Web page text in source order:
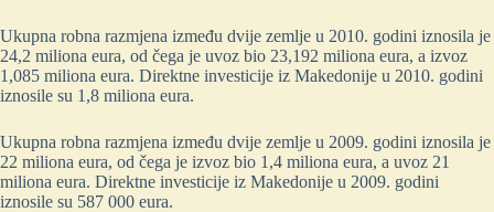
Ukupna robna razmjena između dvije zemlje u 2010. godini iznosila je
24,2 miliona eura, od čega je uvoz bio 23,192 miliona eura, a izvoz
1,085 miliona eura. Direktne investicije iz Makedonije u 2010. godini
iznosile su 1,8 miliona eura.
Ukupna robna razmjena između dvije zemlje u 2009. godini iznosila je
22 miliona eura, od čega je izvoz bio 1,4 miliona eura, a uvoz 21
miliona eura. Direktne investicije iz Makedonije u 2009. godini
iznosile su 587 000 eura.